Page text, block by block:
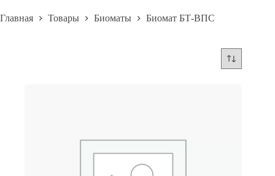
Главная Товары Биоматы Биомат БТ-ВПС